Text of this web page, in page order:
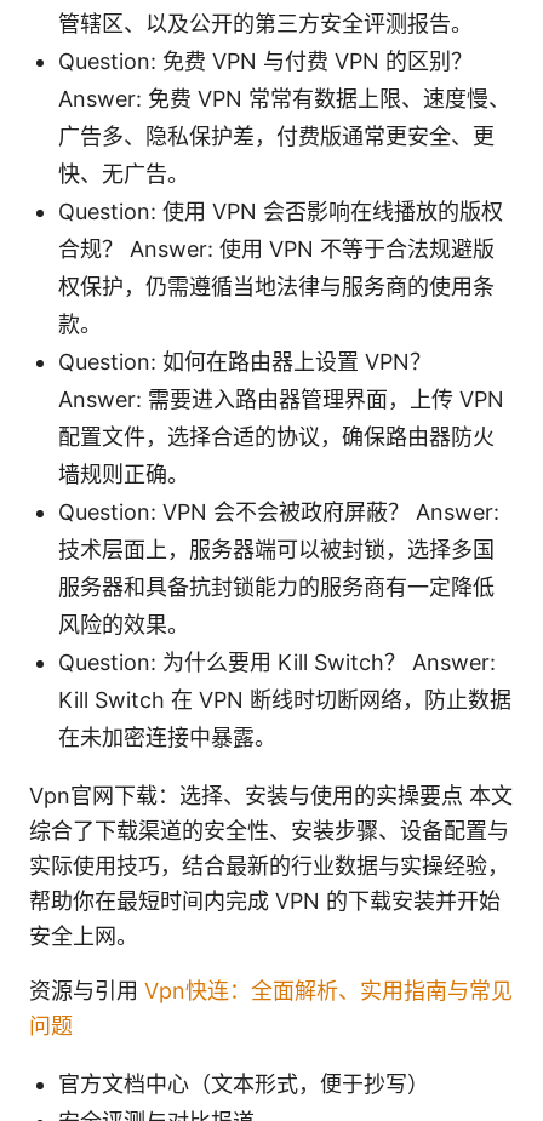
管辖区、以及公开的第三方安全评测报告。
Question: 免费 VPN 与付费 VPN 的区别？
Answer: 免费 VPN 常常有数据上限、速度慢、
广告多、隐私保护差，付费版通常更安全、更
快、无广告。
Question: 使用 VPN 会否影响在线播放的版权
合规？ Answer: 使用 VPN 不等于合法规避版
权保护，仍需遵循当地法律与服务商的使用条
款。
Question: 如何在路由器上设置 VPN？
Answer: 需要进入路由器管理界面，上传 VPN
配置文件，选择合适的协议，确保路由器防火
墙规则正确。
Question: VPN 会不会被政府屏蔽？ Answer:
技术层面上，服务器端可以被封锁，选择多国
服务器和具备抗封锁能力的服务商有一定降低
风险的效果。
Question: 为什么要用 Kill Switch？ Answer:
Kill Switch 在 VPN 断线时切断网络，防止数据
在未加密连接中暴露。
Vpn官网下载：选择、安装与使用的实操要点 本文
综合了下载渠道的安全性、安装步骤、设备配置与
实际使用技巧，结合最新的行业数据与实操经验，
帮助你在最短时间内完成 VPN 的下载安装并开始
安全上网。
资源与引用 Vpn快连：全面解析、实用指南与常见
问题
官方文档中心（文本形式，便于抄写）